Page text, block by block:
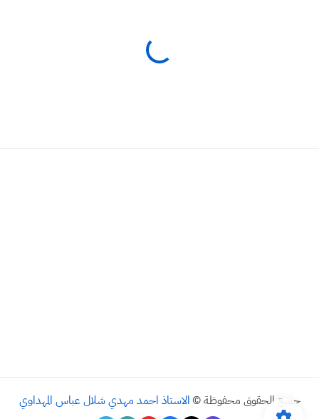
جميع الحقوق محفوظة © الاستاذ احمد مهدي شلال عباس المهداوي